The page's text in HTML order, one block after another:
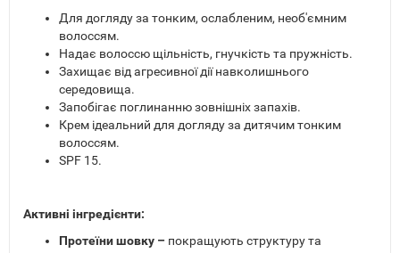
Для догляду за тонким, ослабленим, необ'ємним
волоссям.
Надає волоссю щільність, гнучкість та пружність.
Захищає від агресивної дії навколишнього
середовища.
Запобігає поглинанню зовнішніх запахів.
Крем ідеальний для догляду за дитячим тонким
волоссям.
SPF 15.
Активні інгредієнти:
Протеїни шовку – покращують структуру та